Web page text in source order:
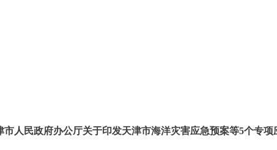
市人民政府办公厅关于印发天津市海洋灾害应急预案等5个专